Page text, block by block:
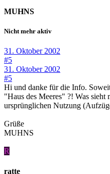
MUHNS
Nicht mehr aktiv
31. Oktober 2002
#5
31. Oktober 2002
#5
Hi und danke für die Info.
"Haus des Meeres" ?! Was sieht
ursprünglichen Nutzung
Grüße
MUHNS
R
ratte